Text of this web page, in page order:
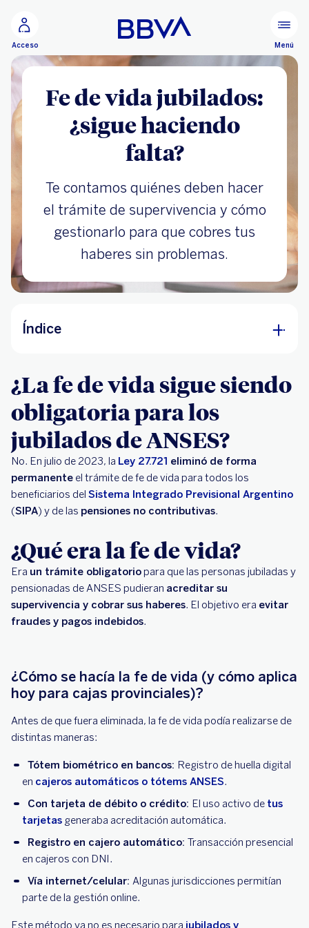
Acceso Menú
Fe de vida jubilados:
¿sigue haciendo
falta?
Te contamos quiénes deben hacer
el trámite de supervivencia y cómo
gestionarlo para que cobres tus
haberes sin problemas.
Índice
jubilados de ANSES?
¿Qué era la fe de vida?
¿Qué es el Certificado de Supervivencia y
quiénes lo necesitan?
¿Cómo tramitar tu Certificado de
Supervivencia?
¿La fe de vida sigue siendo
obligatoria para los
jubilados de ANSES?
No. En julio de 2023, la Ley 27.721 eliminó de forma
permanente el trámite de fe de vida para todos los
beneficiarios del Sistema Integrado Previsional Argentino
(SIPA) y de las pensiones no contributivas.
¿Qué era la fe de vida?
Era un trámite obligatoriopara que las personas jubiladas y
pensionadas de ANSES pudieran acreditar su
supervivencia y cobrar sus haberes. El objetivo era evitar
fraudes y pagos indebidos.
¿Cómo se hacía la fe de vida (y cómo aplica
hoy para cajas provinciales)?
Antes de que fuera eliminada, la fe de vida podía realizarse de
distintas maneras:
Tótem biométrico en bancos: Registro de huella digital
en cajeros automáticos o tótems ANSES.
Con tarjeta de débito o crédito: El uso activo de tus
tarjetas generaba acreditación automática.
Registro en cajero automático: Transacción presencial
en cajeros con DNI.
Vía internet/celular: Algunas jurisdicciones permitían
parte de la gestión online.
Este método ya no es necesario para jubilados y